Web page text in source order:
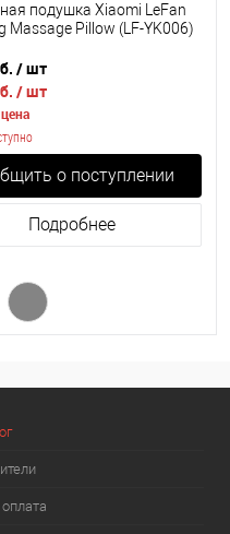
подушка Xiaomi LeFan
Massage Pillow (LF-YK006)
/ шт
/ шт
о поступлении
Подробнее